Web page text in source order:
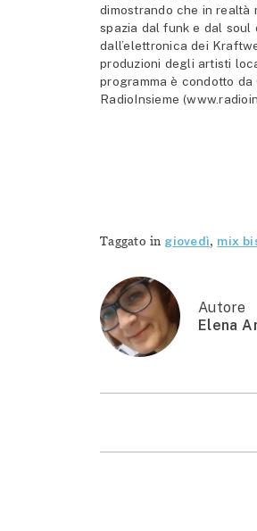
dimostrando che in realtà
spazia dal funk e dal soul
dall’elettronica dei
produzioni degli artisti
programma è condotto
RadioInsieme
Taggato in giovedì, mix
Autore
Elena